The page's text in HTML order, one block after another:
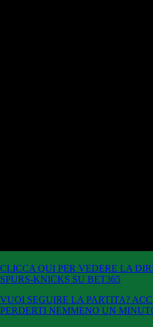
CLICCA QUI PER VEDERE LA
SPURS-KNICKS SU BET365
VUOI SEGUIRE LA PARTITA?
PERDERTI NEMMENO UN